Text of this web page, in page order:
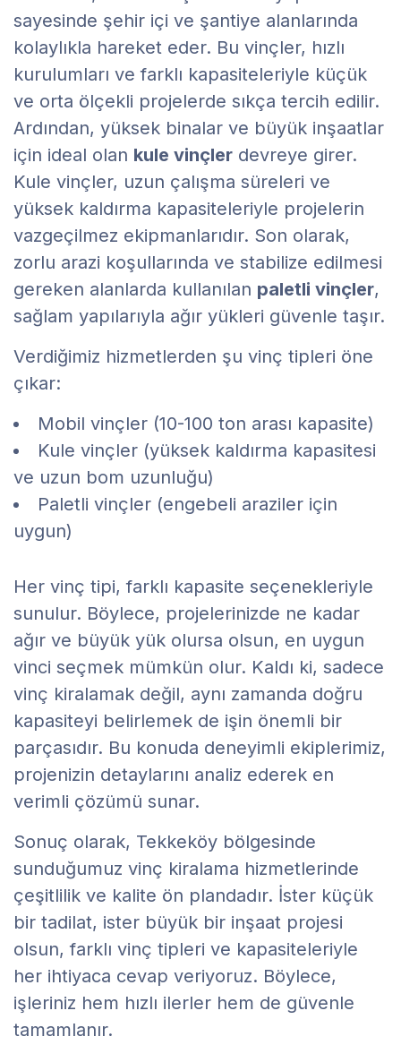
sayesinde şehir içi ve şantiye alanlarında
kolaylıkla hareket eder. Bu vinçler, hızlı
kurulumları ve farklı kapasiteleriyle küçük
ve orta ölçekli projelerde sıkça tercih edilir.
Ardından, yüksek binalar ve büyük inşaatlar
için ideal olan kule vinçler devreye girer.
Kule vinçler, uzun çalışma süreleri ve
yüksek kaldırma kapasiteleriyle projelerin
vazgeçilmez ekipmanlarıdır. Son olarak,
zorlu arazi koşullarında ve stabilize edilmesi
gereken alanlarda kullanılan paletli vinçler,
sağlam yapılarıyla ağır yükleri güvenle taşır.
Verdiğimiz hizmetlerden şu vinç tipleri öne
çıkar:
Mobil vinçler (10-100 ton arası kapasite)
Kule vinçler (yüksek kaldırma kapasitesi
ve uzun bom uzunluğu)
Paletli vinçler (engebeli araziler için
uygun)
Her vinç tipi, farklı kapasite seçenekleriyle
sunulur. Böylece, projelerinizde ne kadar
ağır ve büyük yük olursa olsun, en uygun
vinci seçmek mümkün olur. Kaldı ki, sadece
vinç kiralamak değil, aynı zamanda doğru
kapasiteyi belirlemek de işin önemli bir
parçasıdır. Bu konuda deneyimli ekiplerimiz,
projenizin detaylarını analiz ederek en
verimli çözümü sunar.
Sonuç olarak, Tekkeköy bölgesinde
sunduğumuz vinç kiralama hizmetlerinde
çeşitlilik ve kalite ön plandadır. İster küçük
bir tadilat, ister büyük bir inşaat projesi
olsun, farklı vinç tipleri ve kapasiteleriyle
her ihtiyaca cevap veriyoruz. Böylece,
işleriniz hem hızlı ilerler hem de güvenle
tamamlanır.